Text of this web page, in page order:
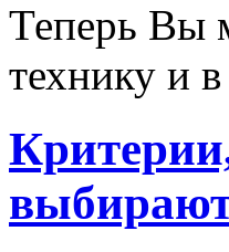
Теперь Вы
технику и